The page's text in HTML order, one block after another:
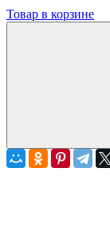
Товар в корзине